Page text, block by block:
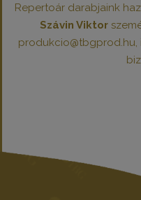
Repertoár darabjaink
Szávin Viktor
produkcio@tbgprod.hu,